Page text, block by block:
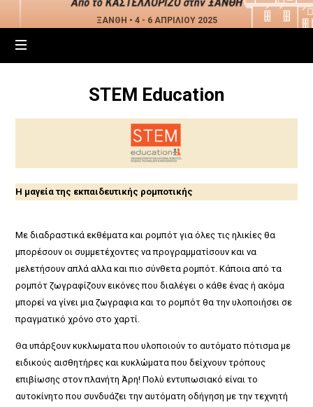
ΞΑΝΘΗ • 4 - 6 ΑΠΡΙΛΙΟΥ 2025
STEM Education
Η μαγεία της εκπαιδευτικής ρομποτικής
Με διαδραστικά εκθέματα και ρομπότ για όλες τις ηλικίες θα
μπορέσουν οι συμμετέχοντες να προγραμματίσουν και να
μελετήσουν απλά αλλα και πιο σύνθετα ρομπότ. Κάποια από τα
ρομπότ ζωγραφίζουν εικόνες που διαλέγει ο κάθε ένας ή ακόμα
μπορεί να γίνει μια ζωγραφια και το ρομπότ θα την υλοποιήσει σε
πραγματικό χρόνο στο χαρτί.
Θα υπάρξουν κυκλωματα που υλοποιούν το αυτόματο πότισμα με
ειδικούς αισθητήρες και κυκλώματα που δείχνουν τρόπους
επιβίωσης στον πλανήτη Άρη! Πολύ εντυπωσιακό είναι το
αυτοκίνητο που συνδυάζει την αυτόματη οδήγηση με την τεχνητή